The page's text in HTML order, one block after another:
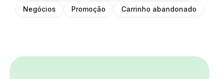
Negócios
Promoção Carrinho abandonado